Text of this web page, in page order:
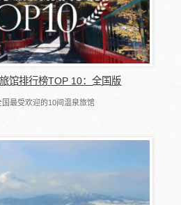
馆排行榜TOP 10：全国版
国最受欢迎的10间温泉旅馆